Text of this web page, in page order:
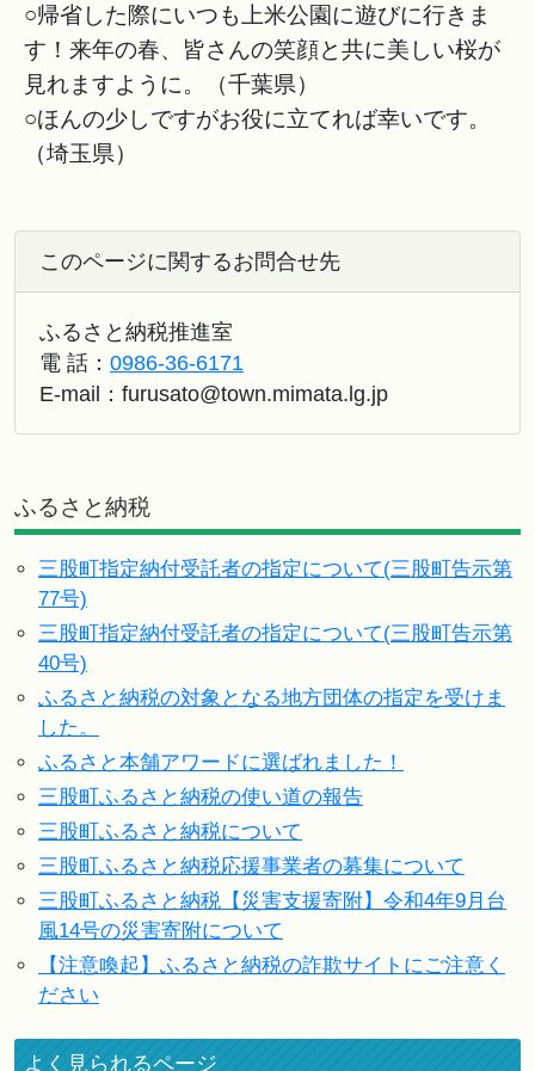
○帰省した際にいつも上米公園に遊びに行きま
す！来年の春、皆さんの笑顔と共に美しい桜が
見れますように。（千葉県）
○ほんの少しですがお役に立てれば幸いです。
（埼玉県）
このページに関するお問合せ先
ふるさと納税推進室
電 話： 0986-36-6171
E-mail： furusato@town.mimata.lg.jp
ふるさと納税
三股町指定納付受託者の指定について(三股町告示第
77号)
三股町指定納付受託者の指定について(三股町告示第
40号)
ふるさと納税の対象となる地方団体の指定を受けま
した。
ふるさと本舗アワードに選ばれました！
三股町ふるさと納税の使い道の報告
三股町ふるさと納税について
三股町ふるさと納税応援事業者の募集について
三股町ふるさと納税【災害支援寄附】令和4年9月台
風14号の災害寄附について
【注意喚起】ふるさと納税の詐欺サイトにご注意く
ださい
よく見られるページ